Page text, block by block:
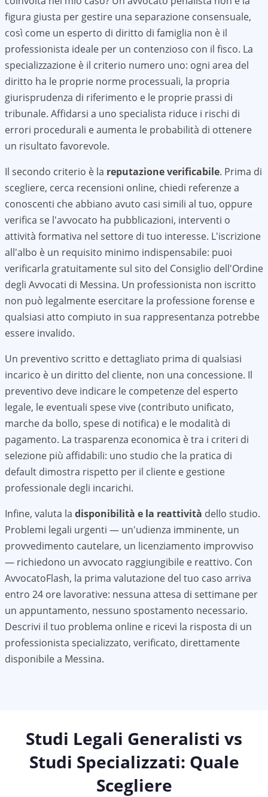
figura giusta per gestire una separazione consensuale,
così come un esperto di diritto di famiglia non è il
professionista ideale per un contenzioso con il fisco. La
specializzazione è il criterio numero uno: ogni area del
diritto ha le proprie norme processuali, la propria
giurisprudenza di riferimento e le proprie prassi di
tribunale. Affidarsi a uno specialista riduce i rischi di
errori procedurali e aumenta le probabilità di ottenere
un risultato favorevole.
Il secondo criterio è la reputazione verificabile. Prima di
scegliere, cerca recensioni online, chiedi referenze a
conoscenti che abbiano avuto casi simili al tuo, oppure
verifica se l'avvocato ha pubblicazioni, interventi o
attività formativa nel settore di tuo interesse. L'iscrizione
all'albo è un requisito minimo indispensabile: puoi
verificarla gratuitamente sul sito del Consiglio dell'Ordine
degli Avvocati di Messina. Un professionista non iscritto
non può legalmente esercitare la professione forense e
qualsiasi atto compiuto in sua rappresentanza potrebbe
essere invalido.
Un preventivo scritto e dettagliato prima di qualsiasi
incarico è un diritto del cliente, non una concessione. Il
preventivo deve indicare le competenze del esperto
legale, le eventuali spese vive (contributo unificato,
marche da bollo, spese di notifica) e le modalità di
pagamento. La trasparenza economica è tra i criteri di
selezione più affidabili: uno studio che la pratica di
default dimostra rispetto per il cliente e gestione
professionale degli incarichi.
Infine, valuta la disponibilità e la reattività dello studio.
Problemi legali urgenti — un'udienza imminente, un
provvedimento cautelare, un licenziamento improvviso
— richiedono un avvocato raggiungibile e reattivo. Con
AvvocatoFlash, la prima valutazione del tuo caso arriva
entro 24 ore lavorative: nessuna attesa di settimane per
un appuntamento, nessuno spostamento necessario.
Descrivi il tuo problema online e ricevi la risposta di un
professionista specializzato, verificato, direttamente
disponibile a Messina.
Studi Legali Generalisti vs
Studi Specializzati: Quale
Scegliere